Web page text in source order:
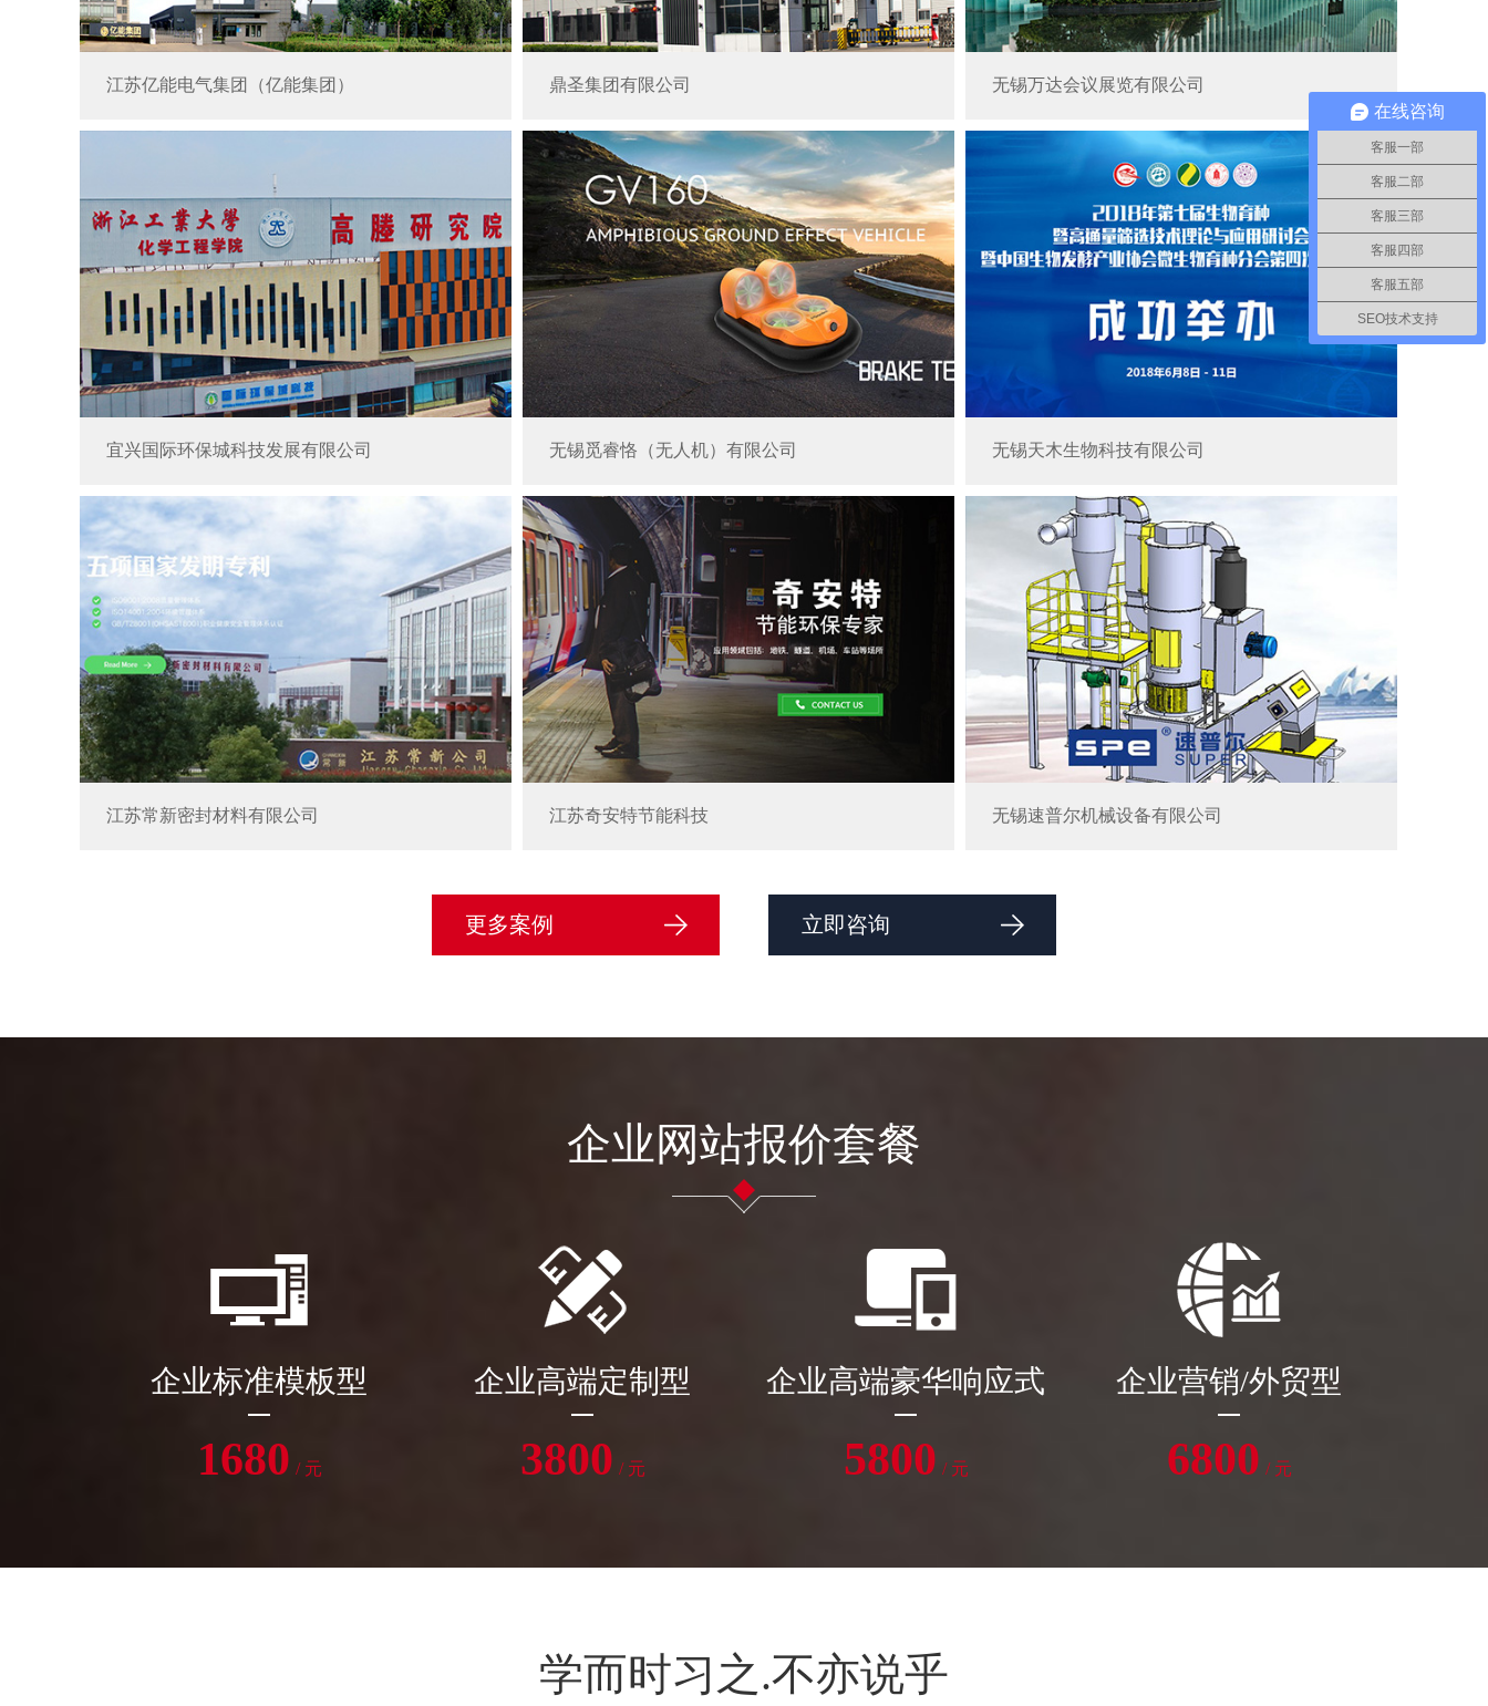
江苏亿能电气集团（亿能集团） 鼎圣集团有限公司 无锡万达会议展览有限公司
宜兴国际环保城科技发展有限公司 无锡觅睿恪（无人机）有限公司 无锡天木生物科技有限公司
江苏常新密封材料有限公司 江苏奇安特节能科技 无锡速普尔机械设备有限公司
更多案例 立即咨询
企业网站报价套餐
企业标准模板型
1680 / 元
企业高端定制型
3800 / 元
企业高端豪华响应式
5800 / 元
企业营销/外贸型
6800 / 元
学而时习之.不亦说乎
在线咨询
客服一部
客服二部
客服三部
客服四部
客服五部
SEO技术支持